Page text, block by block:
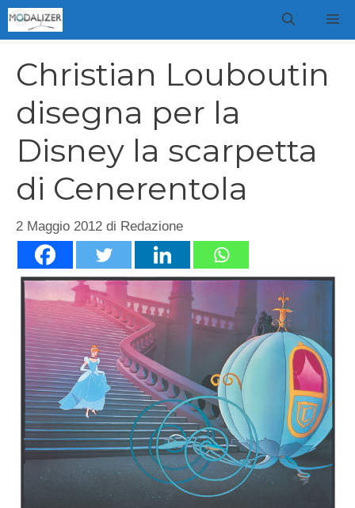
Vai
al
Christian Louboutin
disegna per la
Disney la scarpetta
di Cenerentola
2 Maggio 2012 di Redazione